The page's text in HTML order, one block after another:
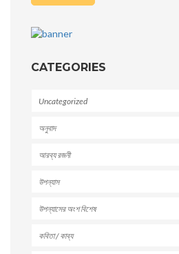
CATEGORIES
Uncategorized
অনুবাদ
আরব্য রজনী
উপন্যাস
উপন্যাসের অংশ বিশেষ
কবিতা / কাব্য